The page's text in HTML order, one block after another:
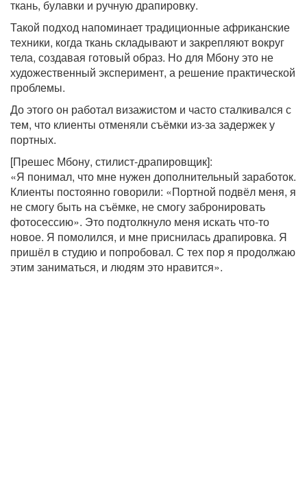
ткань, булавки и ручную драпировку.
Такой подход напоминает традиционные африканские
техники, когда ткань складывают и закрепляют вокруг
тела, создавая готовый образ. Но для Мбону это не
художественный эксперимент, а решение практической
проблемы.
До этого он работал визажистом и часто сталкивался с
тем, что клиенты отменяли съёмки из-за задержек у
портных.
[Прешес Мбону, стилист-драпировщик]:
«Я понимал, что мне нужен дополнительный заработок.
Клиенты постоянно говорили: «Портной подвёл меня, я
не смогу быть на съёмке, не смогу забронировать
фотосессию». Это подтолкнуло меня искать что-то
новое. Я помолился, и мне приснилась драпировка. Я
пришёл в студию и попробовал. С тех пор я продолжаю
этим заниматься, и людям это нравится».